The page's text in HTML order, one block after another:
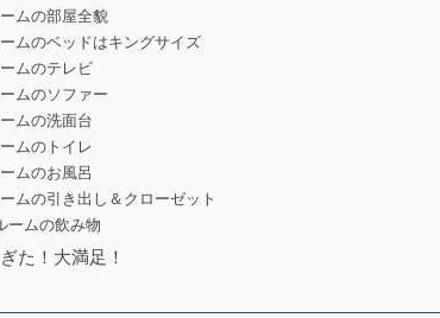
ムの部屋全貌
ムのベッドはキングサイズ
ムのテレビ
ムのソファー
ムの洗面台
ムのトイレ
ムのお風呂
ムの引き出し＆クローゼット
ームの飲み物
た！大満足！